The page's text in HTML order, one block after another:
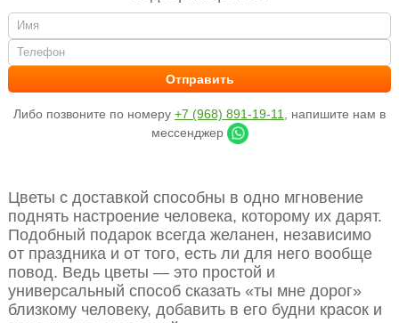
Либо позвоните по номеру +7 (968) 891-19-11
, напишите нам в
мессенджер
Цветы с доставкой способны в одно мгновение
поднять настроение человека, которому их дарят.
Подобный подарок всегда желанен, независимо
от праздника и от того, есть ли для него вообще
повод. Ведь цветы — это простой и
универсальный способ сказать «ты мне дорог»
близкому человеку, добавить в его будни красок и